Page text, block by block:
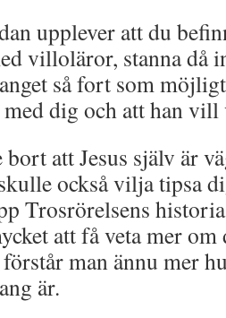
upplever att du
villoläror, stanna då
så fort som
dig och att han
att Jesus själv är
också vilja tipsa
Trosrörelsens
att få veta mer om
man ännu mer
är.